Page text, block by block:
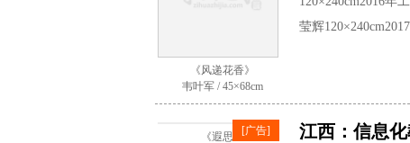
《风递花香》
韦叶军 / 45×68cm
莹辉
[广告] 江西：信息